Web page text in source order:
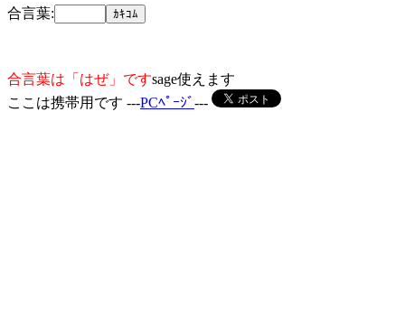
合言葉:
合言葉は「はぜ」ですsage使えます
ここは携帯用です ---PCﾍﾟｰｼﾞ---